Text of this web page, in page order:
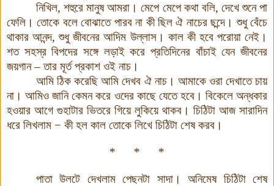
নিখিল, শহুরে মানুষ আমরা। মেপে মেপে কথা বলি, দেখে শুনে পা
ফেলি। তোকে বলে বোঝাতে পারব না কী ছিল ঐ নাচের ছন্দে। শুধু বেঁচে
থাকার আনন্দ, শুধু জীবনের আদিম উল্লাস। কাল কী হবে পরোয়া নেই।
শত সহস্র বিপদের সঙ্গে লড়াই করে প্রতিদিনের বাঁচাই যেন জীবনের
জয়গান – তার মূর্ত প্রকাশ ওই নাচ।
আমি ঠিক করেছি আমি দেখব ঐ নাচ। আমাকে ওরা দেখাতে চায়
না। আমিও জানি কেমন করে ওদের কাছে যেতে হবে। বিকেলে অন্ধকার
হওয়ার আগে গুহাটার ভিতরে গিয়ে লুকিয়ে থাকব । চিঠিটা আজ সারাদিন
ধরে লিখলাম − কী হল কাল তোকে লিখে চিঠিটা শেষ করব ।
* * *
পাতা উলটে দেখলাম পেছনটা সাদা। অনিমেষ চিঠিটা শেষ